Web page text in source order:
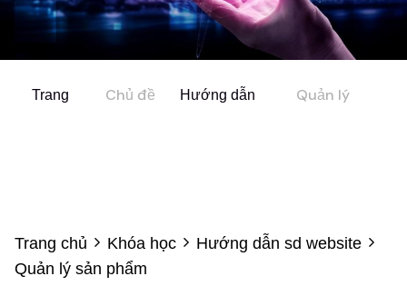
Trang Chủ đề Hướng dẫn Quản lý
Trang chủ Khóa học
Hướng dẫn sd website
Quản lý sản phẩm